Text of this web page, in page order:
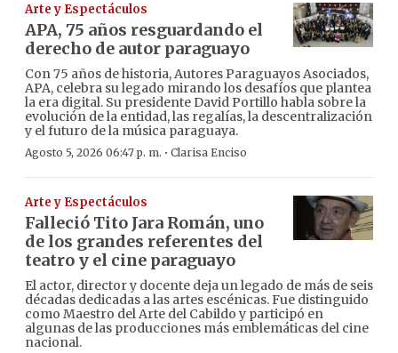
Arte y Espectáculos
APA, 75 años resguardando el
derecho de autor paraguayo
Con 75 años de historia, Autores Paraguayos Asociados,
APA, celebra su legado mirando los desafíos que plantea
la era digital. Su presidente David Portillo habla sobre la
evolución de la entidad, las regalías, la descentralización
y el futuro de la música paraguaya.
Agosto 5, 2026 06:47 p. m. · Clarisa Enciso
Arte y Espectáculos
Falleció Tito Jara Román, uno
de los grandes referentes del
teatro y el cine paraguayo
El actor, director y docente deja un legado de más de seis
décadas dedicadas a las artes escénicas. Fue distinguido
como Maestro del Arte del Cabildo y participó en
algunas de las producciones más emblemáticas del cine
nacional.